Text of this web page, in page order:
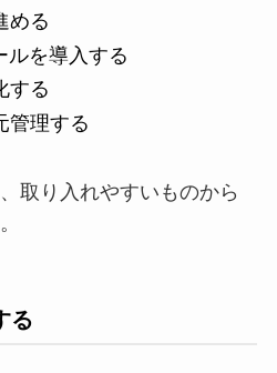
める
ルを導入する
する
管理する
取り入れやすいものから
る